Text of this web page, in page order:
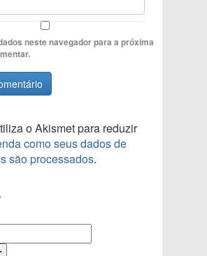
neste navegador para a próxima
o Akismet para reduzir
como seus dados de
são processados.